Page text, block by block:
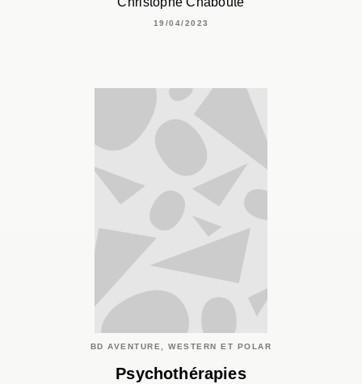
19/04/2023
BD AVENTURE, WESTERN ET POLAR
Psychothérapies